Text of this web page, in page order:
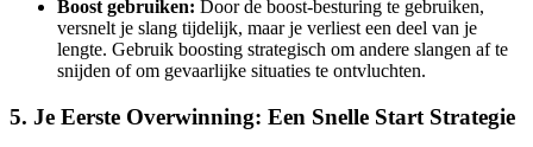
Boost gebruiken: Door de boost-besturing te gebruiken,
versnelt je slang tijdelijk, maar je verliest een deel van je
lengte. Gebruik boosting strategisch om andere slangen af te
snijden of om gevaarlijke situaties te ontvluchten.
5. Je Eerste Overwinning: Een Snelle Start Strategie